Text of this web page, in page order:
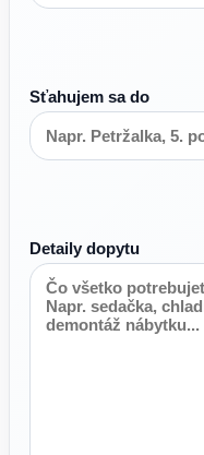
Sťahujem sa do
Detaily dopytu